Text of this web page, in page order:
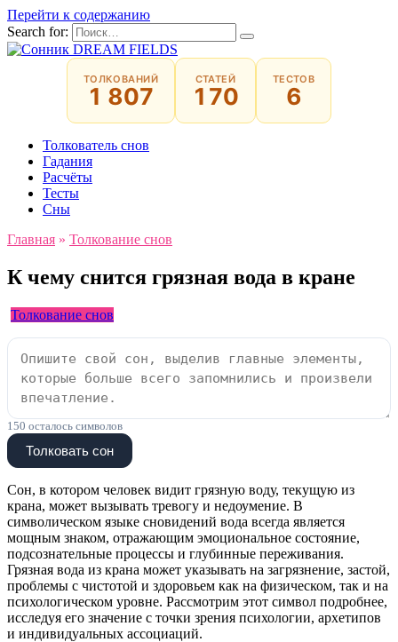
Перейти к содержанию
Search for:
ТОЛКОВАНИЙ
1 807
СТАТЕЙ
170
ТЕСТОВ
6
Толкователь снов
Гадания
Расчёты
Тесты
Сны
Главная » Толкование снов
К чему снится грязная вода в кране
Толкование снов
150 осталось символов
Толковать сон
Сон, в котором человек видит грязную воду, текущую из
крана, может вызывать тревогу и недоумение. В
символическом языке сновидений вода всегда является
мощным знаком, отражающим эмоциональное состояние,
подсознательные процессы и глубинные переживания.
Грязная вода из крана может указывать на загрязнение, застой,
проблемы с чистотой и здоровьем как на физическом, так и на
психологическом уровне. Рассмотрим этот символ подробнее,
исследуя его значение с точки зрения психологии, архетипов
и индивидуальных ассоциаций.